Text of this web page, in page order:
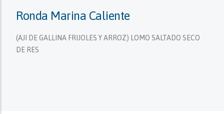
Ronda Marina Caliente
(AJI DE GALLINA FRIJOLES Y ARROZ) LOMO SALTADO SECO
DE RES